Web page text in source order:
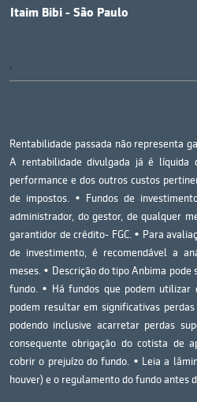
Itaim Bibi - São Paulo
'
Rentabilidade passada não representa
A rentabilidade divulgada já é líquida
performance e dos outros custos
de impostos. • Fundos de
administrador, do gestor, de qualquer
garantidor de crédito- FGC. • Para
de investimento, é recomendável a
meses. • Descrição do tipo Anbima
fundo. • Há fundos que podem utilizar
podem resultar em significativas
podendo inclusive acarretar perdas
consequente obrigação do cotista de
cobrir o prejuízo do fundo. • Leia a
houver) e o regulamento do fundo antes